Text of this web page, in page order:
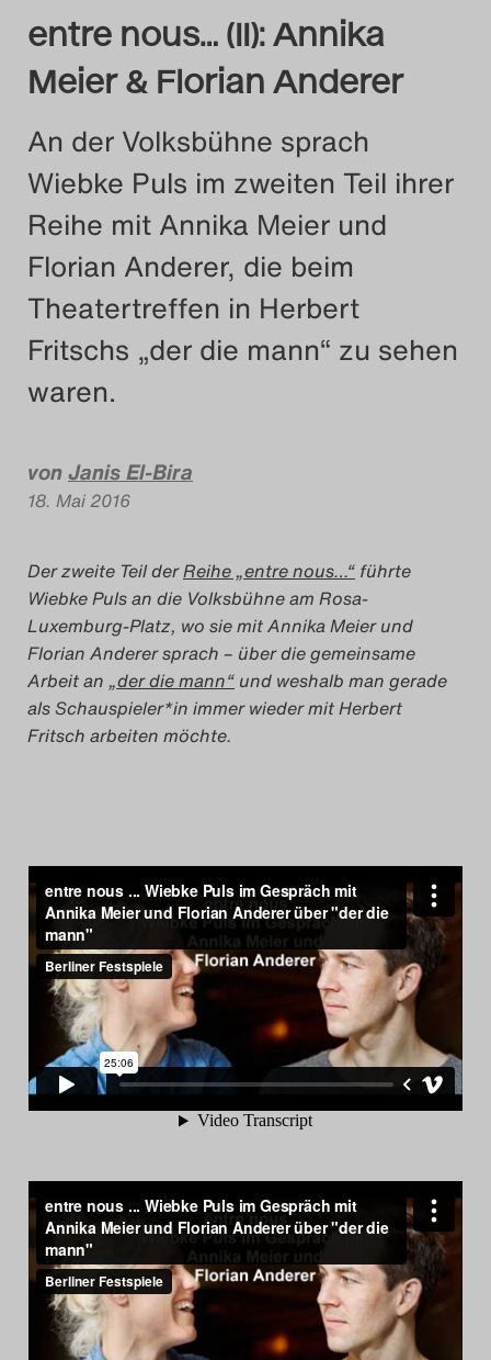
Das Theatertreffen-Blog
2019
Das Theatertreffen-Blog
2020
Das Theatertreffen-Blog
2021
Das Theatertreffen-Blog
2022
Das Theatertreffen-Blog
Das Theatertreffen-Blog
Das Theatertreffen-Blog
2025
Das Theatertreffen-Blog
Archiv
Nutzungsbedingungen
Search
entre nous… (II): Annika
Meier & Florian Anderer
An der Volksbühne sprach
Wiebke Puls im zweiten Teil ihrer
Reihe mit Annika Meier und
Florian Anderer, die beim
Theatertreffen in Herbert
Fritschs „der die mann“ zu sehen
waren.
vonJanis El-Bira
18. Mai 2016
Der zweite Teil derReihe „entre nous…“ führte
Wiebke Puls an die Volksbühne am Rosa-
Luxemburg-Platz, wo sie mit Annika Meier und
Florian Anderer sprach – über die gemeinsame
Arbeit an „der die mann“ und weshalb man gerade
als Schauspieler*in immer wieder mit Herbert
Fritsch arbeiten möchte.